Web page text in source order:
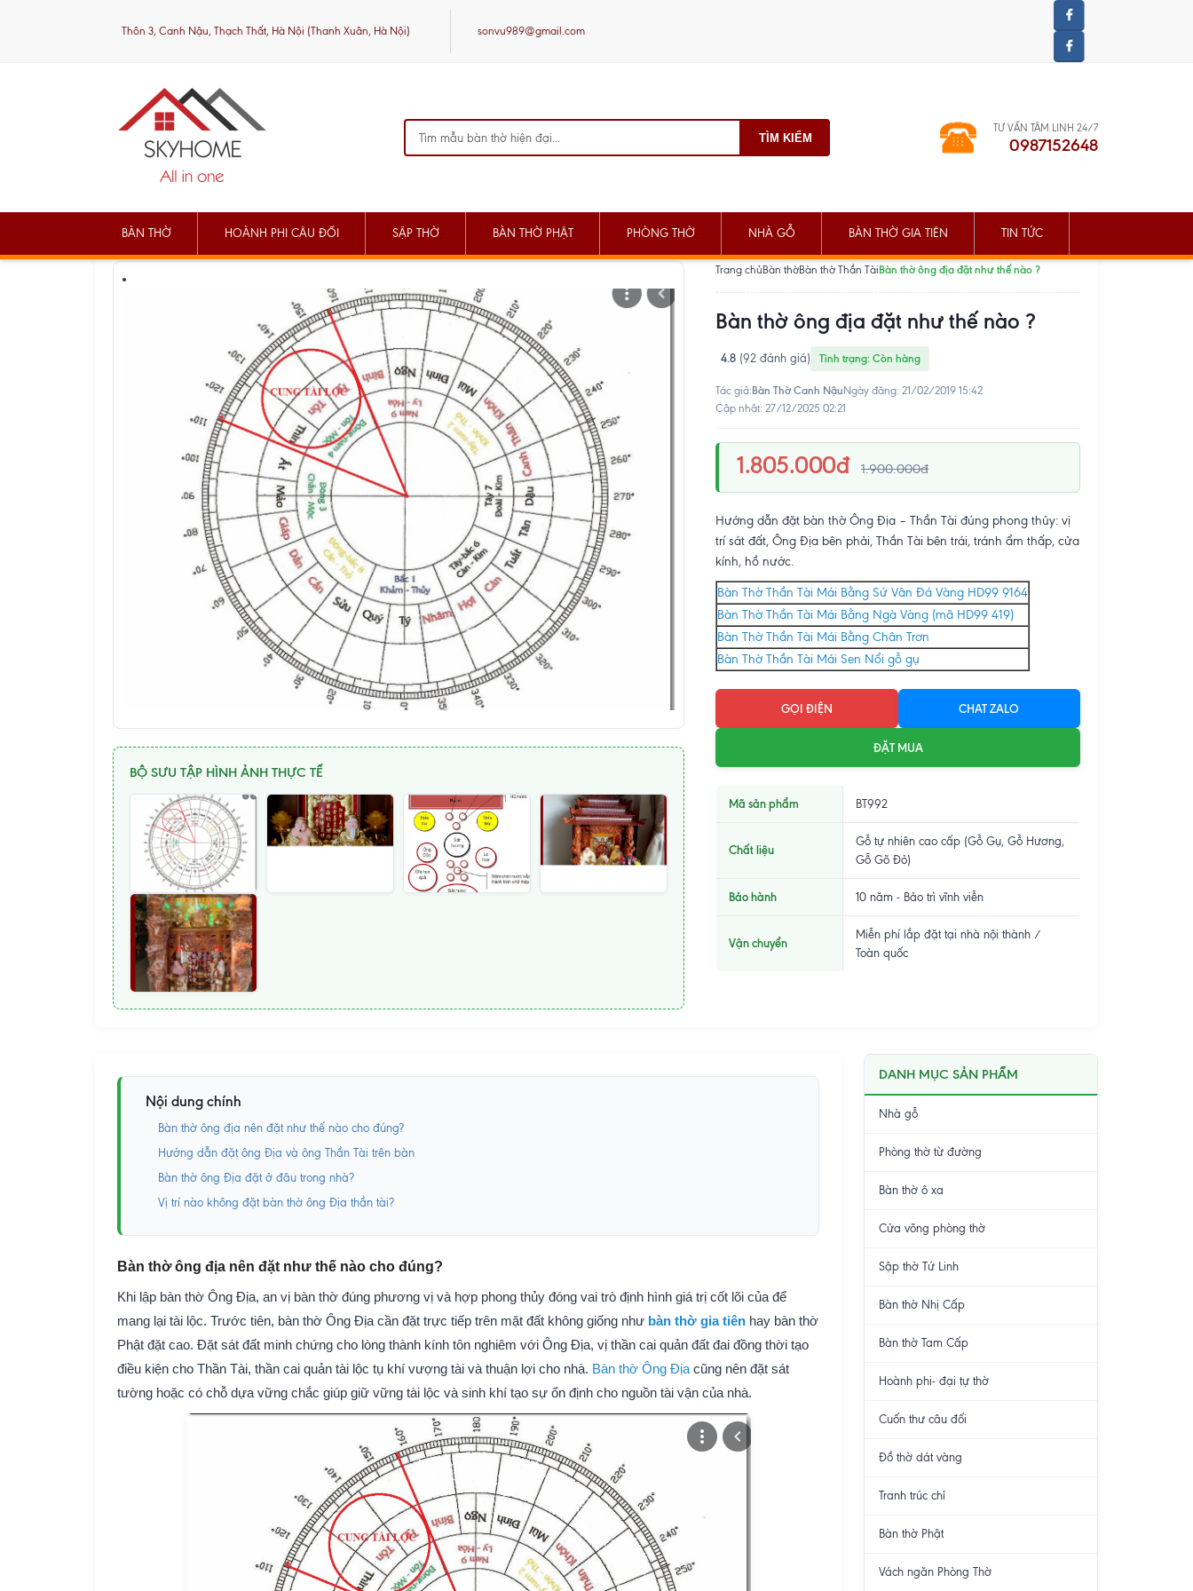
Thôn 3, Canh Nậu, Thạch Thất, Hà Nội (Thanh Xuân, Hà Nội) sonvu989@gmail.com
TÌM KIẾM
TƯ VẤN TÂM LINH 24/7
0987152648
BÀN THỜ HOÀNH PHI CÂU ĐỐI SẬP THỜ BÀN THỜ PHẬT PHÒNG THỜ NHÀ GỖ BÀN THỜ GIA TIÊN TIN TỨC
BỘ SƯU TẬP HÌNH ẢNH THỰC TẾ
Trang chủ Bàn thờBàn thờ Thần TàiBàn thờ ông địa đặt như thế nào ?
Bàn thờ ông địa đặt như thế nào ?
4.8 (92 đánh giá) Tình trạng: Còn hàng
Tác giả:Bàn Thờ Canh Nậu Ngày đăng: 21/02/2019 15:42
Cập nhật: 27/12/2025 02:21
1.805.000đ 1.900.000đ
Hướng dẫn đặt bàn thờ Ông Địa – Thần Tài đúng phong thủy: vị
trí sát đất, Ông Địa bên phải, Thần Tài bên trái, tránh ẩm thấp, cửa
kính, hồ nước.
Bàn Thờ Thần Tài Mái Bằng Sứ Vân Đá Vàng HD99 9164
Bàn Thờ Thần Tài Mái Bằng Ngà Vàng (mã HD99 419)
Bàn Thờ Thần Tài Mái Bằng Chân Trơn
Bàn Thờ Thần Tài Mái Sen Nổi gỗ gụ
GỌI ĐIỆN CHAT ZALO
ĐẶT MUA
Mã sản phẩm BT992
Chất liệu
Gỗ tự nhiên cao cấp (Gỗ Gụ, Gỗ Hương,
Gỗ Gõ Đỏ)
Bảo hành 10 năm - Bảo trì vĩnh viễn
Vận chuyển
Miễn phí lắp đặt tại nhà nội thành /
Toàn quốc
Nội dung chính
Bàn thờ ông địa nên đặt như thế nào cho đúng?
Hướng dẫn đặt ông Địa và ông Thần Tài trên bàn
Bàn thờ ông Địa đặt ở đâu trong nhà?
Vị trí nào không đặt bàn thờ ông Địa thần tài?
Bàn thờ ông địa nên đặt như thế nào cho đúng?
Khi lập bàn thờ Ông Địa, an vị bàn thờ đúng phương vị và hợp phong thủy đóng vai trò định hình giá trị cốt lõi của để
mang lại tài lộc. Trước tiên, bàn thờ Ông Địa cần đặt trực tiếp trên mặt đất không giống như bàn thờ gia tiên hay bàn thờ
Phật đặt cao. Đặt sát đất minh chứng cho lòng thành kính tôn nghiêm với Ông Địa, vị thần cai quản đất đai đồng thời tạo
điều kiện cho Thần Tài, thần cai quản tài lộc tụ khí vượng tài và thuận lợi cho nhà. Bàn thờ Ông Địa cũng nên đặt sát
tường hoặc có chỗ dựa vững chắc giúp giữ vững tài lộc và sinh khí tạo sự ổn định cho nguồn tài vận của nhà.
DANH MỤC SẢN PHẨM
Nhà gỗ
Phòng thờ từ đường
Bàn thờ ô xa
Cửa võng phòng thờ
Sập thờ Tứ Linh
Bàn thờ Nhị Cấp
Bàn thờ Tam Cấp
Hoành phi- đại tự thờ
Cuốn thư câu đối
Đồ thờ dát vàng
Tranh trúc chỉ
Bàn thờ Phật
Vách ngăn Phòng Thờ